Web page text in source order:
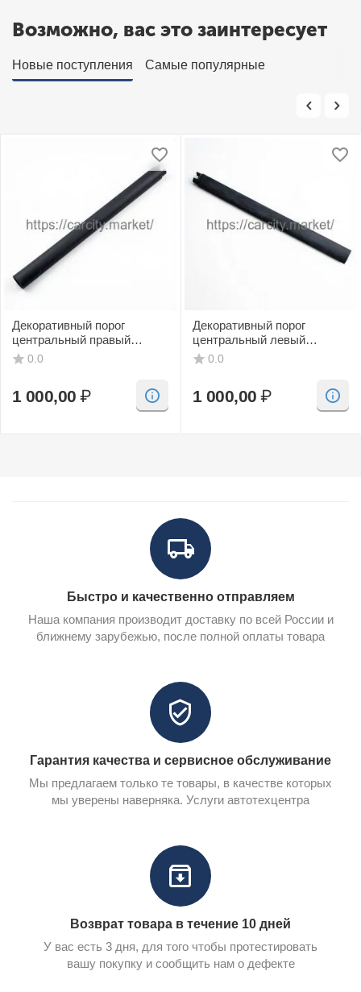
Возможно, вас это заинтересует
Новые поступления Самые популярные
Декоративный порог
центральный правый
(черный, CV) SAAB 9-3
0.0
1 000,00 ₽
Декоративный порог
центральный левый
(черный, CV) SAAB 9-3
0.0
1 000,00 ₽
Быстро и качественно отправляем
Наша компания производит доставку по всей России и
ближнему зарубежью, после полной оплаты товара
Гарантия качества и сервисное обслуживание
Мы предлагаем только те товары, в качестве которых
мы уверены наверняка. Услуги автотехцентра
Возврат товара в течение 10 дней
У вас есть 3 дня, для того чтобы протестировать
вашу покупку и сообщить нам о дефекте